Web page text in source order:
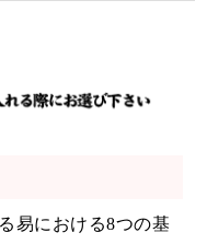
易における8つの基